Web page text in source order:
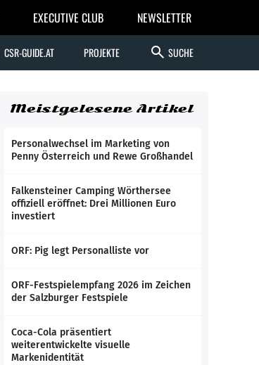
EXECUTIVE CLUB NEWSLETTER
CSR-GUIDE.AT PROJEKTE search SUCHE
Meistgelesene Artikel
Personalwechsel im Marketing von
Penny Österreich und Rewe Großhandel
Falkensteiner Camping Wörthersee
offiziell eröffnet: Drei Millionen Euro
investiert
ORF: Pig legt Personalliste vor
ORF-Festspielempfang 2026 im Zeichen
der Salzburger Festspiele
Coca-Cola präsentiert
weiterentwickelte visuelle
Markenidentität